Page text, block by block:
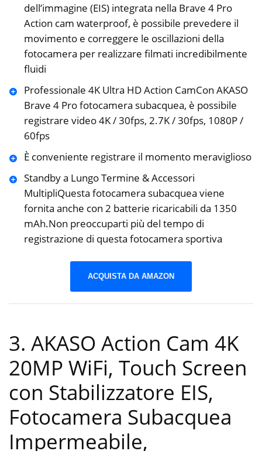
dell’immagine (EIS) integrata nella Brave 4 Pro
Action cam waterproof, è possibile prevedere il
movimento e correggere le oscillazioni della
fotocamera per realizzare filmati incredibilmente
fluidi
Professionale 4K Ultra HD Action CamCon AKASO
Brave 4 Pro fotocamera subacquea, è possibile
registrare video 4K / 30fps, 2.7K / 30fps, 1080P /
60fps
È conveniente registrare il momento meraviglioso
Standby a Lungo Termine & Accessori
MultipliQuesta fotocamera subacquea viene
fornita anche con 2 batterie ricaricabili da 1350
mAh.Non preoccuparti più del tempo di
registrazione di questa fotocamera sportiva
ACQUISTA DA AMAZON
3. AKASO Action Cam 4K
20MP WiFi, Touch Screen
con Stabilizzatore EIS,
Fotocamera Subacquea
Impermeabile,